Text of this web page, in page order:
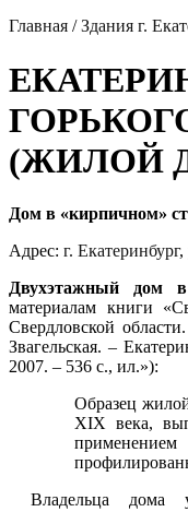
Главная /Здания г.
(ЖИЛОЙ
Дом в «кирпичном»
Адрес: г. Екатеринбург,
Двухэтажный дом
материалам книги
Свердловской
Звагельская. –
2007. – 536 с., ил.»):
Образец
XIX века,
Владельца дома